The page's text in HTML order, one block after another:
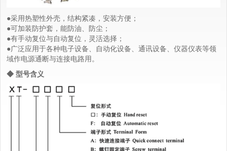
●采用热塑性外壳，结构紧凑，安装方便；
●可加装防护套，能防油、防尘；
●有手动复位与自动复位，灵活选择；
●广泛应用于各种电子设备、自动化设备、通讯设备、仪器仪表等领
域作电源通断与连接电路用。
◆ 型号含义